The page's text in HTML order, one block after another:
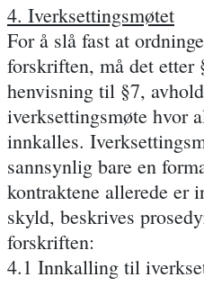
4. Iverksettingsmøtet
For å slå fast at
forskriften, må det etter
henvisning til §7,
iverksettingsmøte hvor
innkalles.
sannsynlig bare en
kontraktene allerede er
skyld, beskrives
forskriften:
4.1 Innkalling til